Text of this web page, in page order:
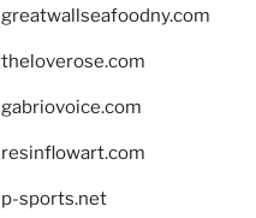
greatwallseafoodny.com
theloverose.com
gabriovoice.com
resinflowart.com
p-sports.net